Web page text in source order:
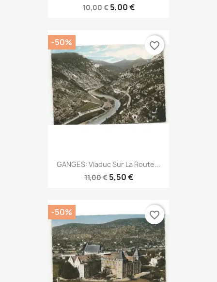
10,00 € 5,00 €
GANGES: Viaduc Sur La Route...
11,00 € 5,50 €
-50% favorite_border
-50% favorite_border